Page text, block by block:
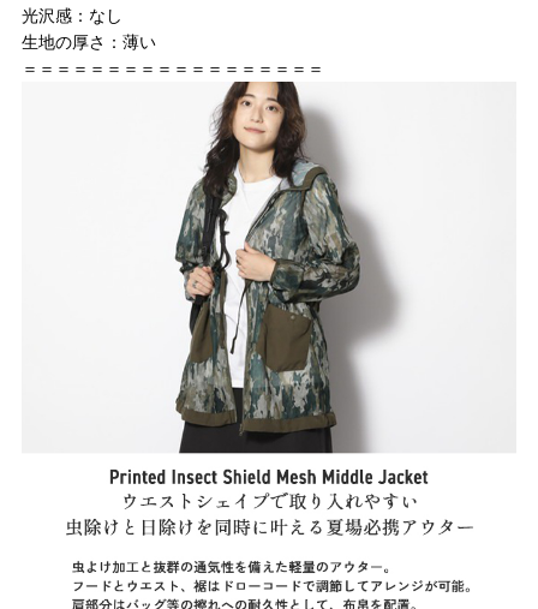
光沢感：なし
生地の厚さ：薄い
＝＝＝＝＝＝＝＝＝＝＝＝＝＝＝＝＝＝